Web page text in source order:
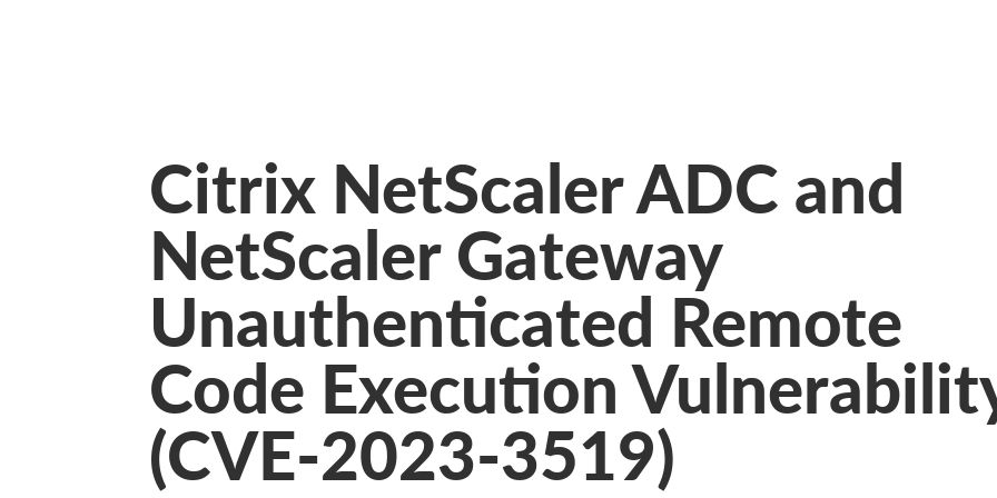
Citrix NetScaler ADC and
NetScaler Gateway
Unauthenticated Remote
Code Execution
(CVE-2023-3519)